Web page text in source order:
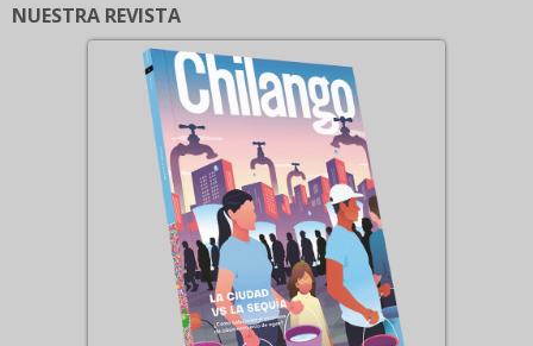
NUESTRA REVISTA